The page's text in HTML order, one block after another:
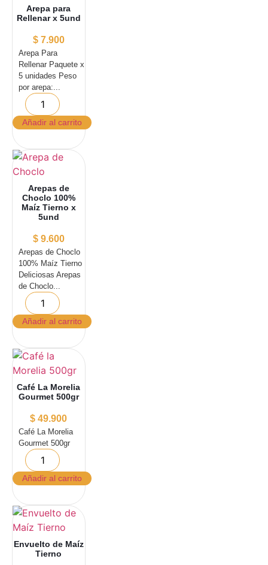
Arepa para
Rellenar x 5und
$7.900
Arepa Para
Rellenar Paquete x
5 unidades Peso
por arepa:...
Añadir al carrito
Arepas de
Choclo 100%
Maíz Tierno x
5und
$9.600
Arepas de Choclo
100% Maíz Tierno
Deliciosas Arepas
de Choclo...
Añadir al carrito
Café La Morelia
Gourmet 500gr
$ 49.900
Café La Morelia
Gourmet 500gr
Añadir al carrito
Envuelto de Maíz
Tierno